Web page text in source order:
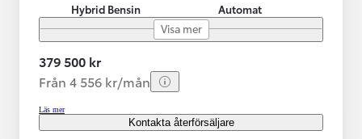
Hybrid Bensin
Automat
Visa mer
379 500 kr
Från 4 556 kr/mån
Läs mer
Kontakta återförsäljare